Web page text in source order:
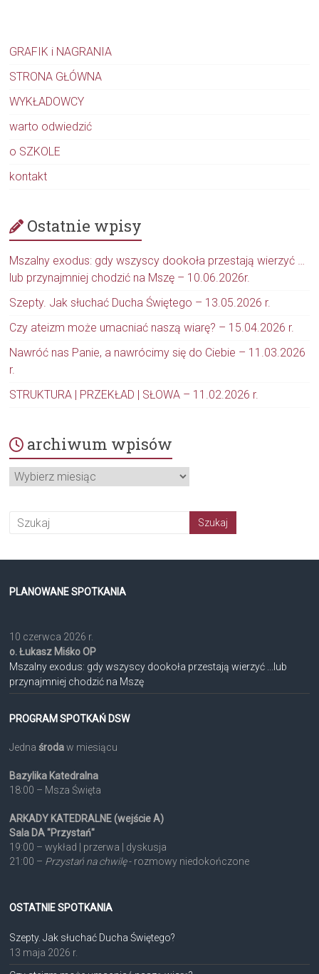
GRAFIK i NAGRANIA
STRONA GŁÓWNA
WYKŁADOWCY
warto odwiedzić
o SZKOLE
kontakt
Ostatnie wpisy
Mszalny exodus: gdy wszyscy dookoła przestają wierzyć …
lub przynajmniej chodzić na Mszę – 10.06.2026r.
Szepty. Jak słuchać Ducha Świętego – 13.05.2026 r.
Czy ateizm może umacniać naszą wiarę? – 15.04.2026 r.
Nawróć nas Panie, a nawrócimy się do Ciebie – 11.03.2026
r.
STRUKTURA | PRZEKŁAD | SŁOWA – 11.02.2026 r.
archiwum wpisów
archiwum
wpisów
PLANOWANE SPOTKANIA
10 czerwca 2026 r.
o. Łukasz Miśko OP
Mszalny exodus: gdy wszyscy dookoła przestają wierzyć ...lub
przynajmniej chodzić na Mszę
PROGRAM SPOTKAŃ DSW
Jednaśrodaw miesiącu
Bazylika Katedralna
18:00 – Msza Święta
ARKADY KATEDRALNE (wejście A)
Sala DA "Przystań"
19:00 – wykład | przerwa | dyskusja
21:00 – Przystań na chwilę- rozmowy niedokończone
OSTATNIE SPOTKANIA
Szepty. Jak słuchać Ducha Świętego?
13 maja 2026 r.